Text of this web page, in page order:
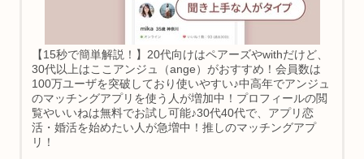
【15秒で簡単解説！】20代向けはペアーズやwithだけど、
30代以上はここアンジュ（ange）がおすすめ！会員数は
100万ユーザを突破しており使いやすい♪中高年でアンジュ
のマッチングアプリを使う人が増加中！プロフィールの閲
覧やいいねは無料でお試し可能♪30代40代で、アプリ恋
活・婚活を始めたい人が急増中！推しのマッチングアプ
リ！